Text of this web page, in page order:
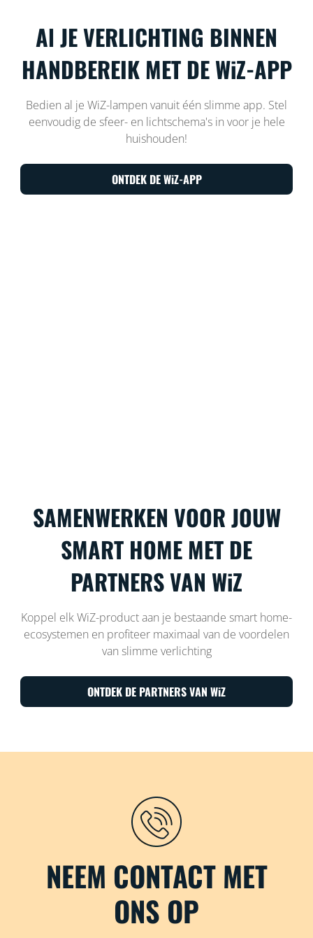
Al JE VERLICHTING BINNEN
HANDBEREIK MET DE WiZ-APP
Bedien al je WiZ-lampen vanuit één slimme app. Stel
eenvoudig de sfeer- en lichtschema's in voor je hele
huishouden!
ONTDEK DE WiZ-APP
SAMENWERKEN VOOR JOUW
SMART HOME MET DE
PARTNERS VAN WiZ
Koppel elk WiZ-product aan je bestaande smart home-
ecosystemen en profiteer maximaal van de voordelen
van slimme verlichting
ONTDEK DE PARTNERS VAN WiZ
NEEM CONTACT MET
ONS OP